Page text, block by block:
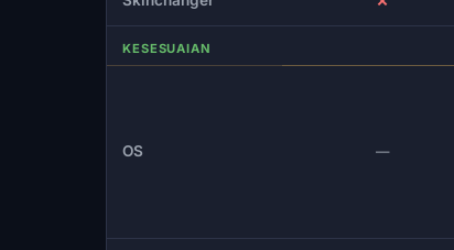
KESESUAIAN
OS —